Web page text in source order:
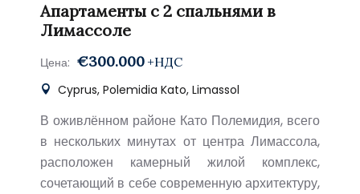
Апартаменты с 2 спальнями в
Лимассоле
Цена: €300.000 +НДС
Cyprus, Polemidia Kato, Limassol
В оживлённом районе Като Полемидия, всего
в нескольких минутах от центра Лимассола,
расположен камерный жилой комплекс,
сочетающий в себе современную архитектуру,